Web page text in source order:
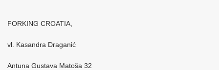
FORKING CROATIA,
vl. Kasandra Draganić
Antuna Gustava Matoša 32